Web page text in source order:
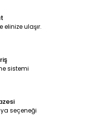
elinize ulaşır.
sistemi
seçeneği